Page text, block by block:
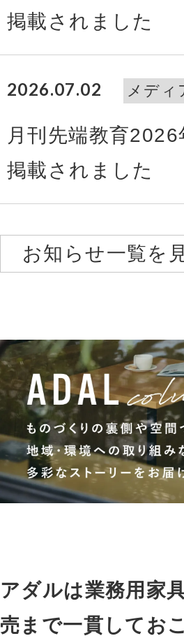
掲載されました
2026.07.02 メディ
月刊先端教育2026
掲載されました
お知らせ一覧を
アダルは業務用家
売まで一貫してお